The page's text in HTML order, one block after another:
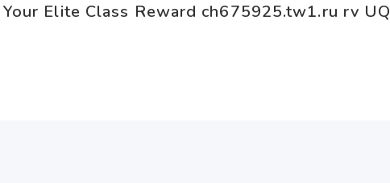
Your Elite Class Reward ch675925.tw1.ru rv UQ